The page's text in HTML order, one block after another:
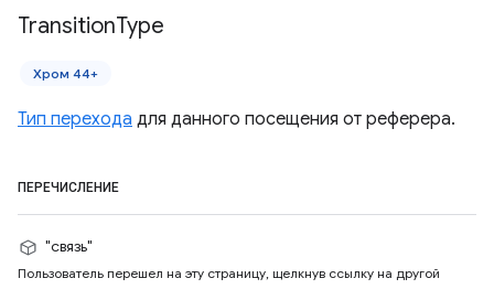
TransitionType
Хром 44+
Тип перехода для данного посещения от реферера.
ПЕРЕЧИСЛЕНИЕ
"связь"
Пользователь перешел на эту страницу, щелкнув ссылку на другой